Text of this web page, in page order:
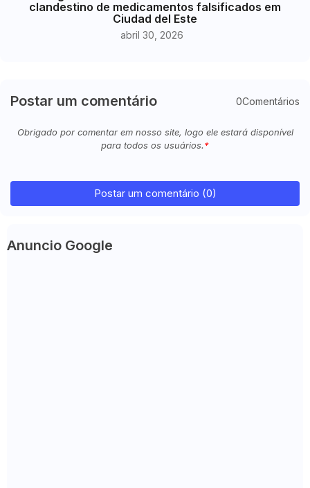
clandestino de medicamentos falsificados em
Ciudad del Este
abril 30, 2026
Postar um comentário 0Comentários
Obrigado por comentar em nosso site, logo ele estará disponível
para todos os usuários.
Postar um comentário (0)
Anuncio Google